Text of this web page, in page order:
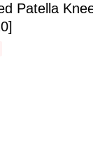
Patella